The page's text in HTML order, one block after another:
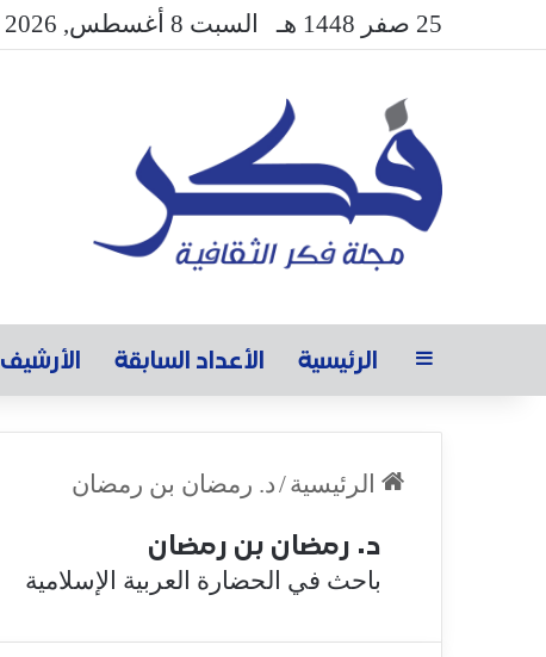
25 صفر 1448 هـ السبت 8 أغسطس, 2026
الرئيسية الأعداد السابقة الأرشيف
الرئيسية/د. رمضان بن رمضان
د. رمضان بن رمضان
باحث في الحضارة العربية الإسلامية